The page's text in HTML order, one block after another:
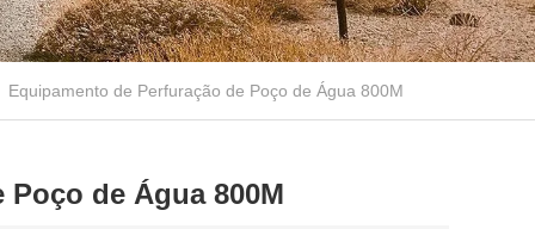
Equipamento de Perfuração de Poço de Água 800M
de Água 800M